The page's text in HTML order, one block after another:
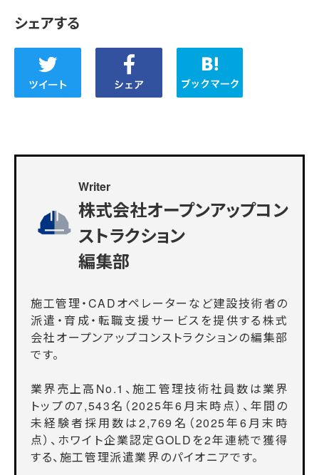
シェアする
Writer
株式会社オープンアップコン
ストラクション
編集部
施工管理・CADオペレーターなど建設技術者の
派遣・育成・転職支援サービスを提供する株式
会社オープンアップコンストラクションの編集部
です。
業界売上高No.1、施工管理技術社員数は業界
トップの7,543名（2025年6月末時点）、年間の
未経験者採用数は2,769名（2025年6月末時
点）、ホワイト企業認定GOLDを2年連続で獲得
する、施工管理派遣業界のパイオニアです。